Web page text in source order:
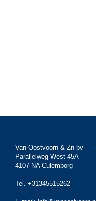
Van Oostvoorn & Zn bv
Parallelweg West 45A
4107 NA Culemborg
Tel. +31345515262